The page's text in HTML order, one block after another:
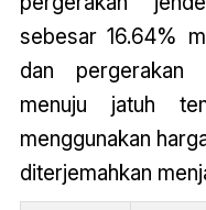
sebesar 16.64%
dan pergerakan
menuju jatuh
menggunakan
diterjemahkan